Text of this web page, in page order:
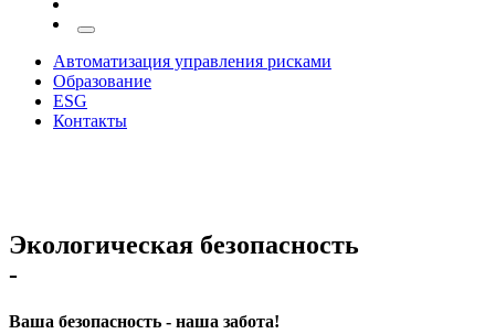
Автоматизация управления рисками
Образование
ESG
Контакты
Экологическая безопасность
-
Ваша безопасность - наша забота!